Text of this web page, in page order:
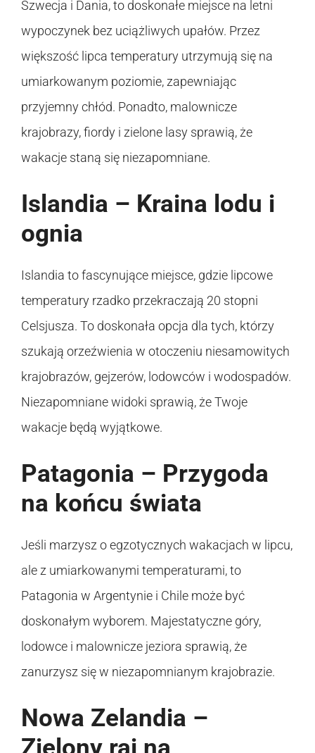
Szwecja i Dania, to doskonałe miejsce na letni
wypoczynek bez uciążliwych upałów. Przez
większość lipca temperatury utrzymują się na
umiarkowanym poziomie, zapewniając
przyjemny chłód. Ponadto, malownicze
krajobrazy, fiordy i zielone lasy sprawią, że
wakacje staną się niezapomniane.
Islandia – Kraina lodu i
ognia
Islandia to fascynujące miejsce, gdzie lipcowe
temperatury rzadko przekraczają 20 stopni
Celsjusza. To doskonała opcja dla tych, którzy
szukają orzeźwienia w otoczeniu niesamowitych
krajobrazów, gejzerów, lodowców i wodospadów.
Niezapomniane widoki sprawią, że Twoje
wakacje będą wyjątkowe.
Patagonia – Przygoda
na końcu świata
Jeśli marzysz o egzotycznych wakacjach w lipcu,
ale z umiarkowanymi temperaturami, to
Patagonia w Argentynie i Chile może być
doskonałym wyborem. Majestatyczne góry,
lodowce i malownicze jeziora sprawią, że
zanurzysz się w niezapomnianym krajobrazie.
Nowa Zelandia –